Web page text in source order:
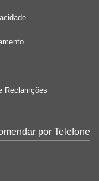
Reclamções
por Telefone